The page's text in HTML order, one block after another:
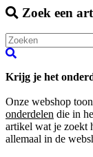
Zoek een
Krijg je het
Onze webshop
onderdelen die in
artikel wat je zoekt
allemaal in de